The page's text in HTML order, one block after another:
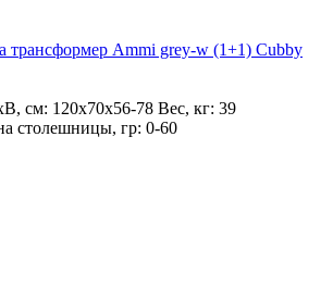
трансформер Ammi grey-w (1+1) Cubby
см: 120x70x56-78 Вес, кг: 39
столешницы, гр: 0-60